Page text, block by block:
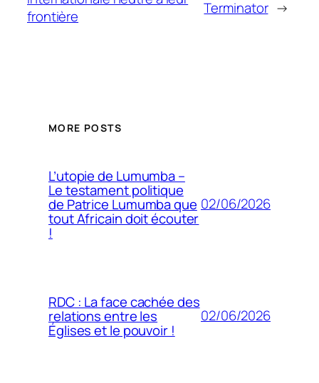
frontière
Terminator →
MORE POSTS
L’utopie de Lumumba –
Le testament politique
de Patrice Lumumba que
tout Africain doit écouter
!
02/06/2026
RDC : La face cachée des
relations entre les
Églises et le pouvoir !
02/06/2026